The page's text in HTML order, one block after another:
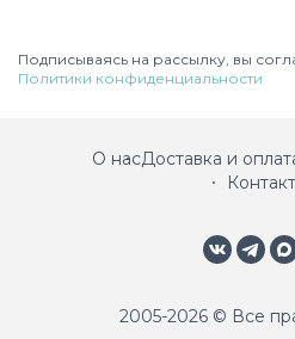
Подписываясь на рассылку, вы
Политики конфиденциальности
О насДоставка и
2005-2026 © Все